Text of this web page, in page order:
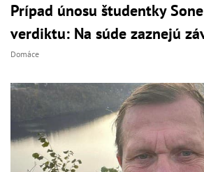
Prípad únosu študentky
verdiktu: Na súde zaznejú
Domáce